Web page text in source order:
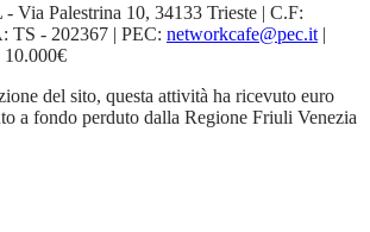
Via Palestrina 10, 34133 Trieste | C.F:
TS - 202367 | PEC: networkcafe@pec.it |
10.000€
del sito, questa attività ha ricevuto euro
a fondo perduto dalla Regione Friuli Venezia